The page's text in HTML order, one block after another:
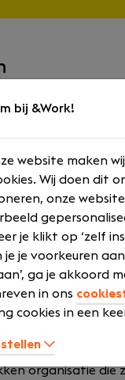
salaris tot €
en ontwikkeling,
zoals AFAS
keuze uit een
en telefoonregeling
en een warme,
via
organisatie die
bij &Work!
website maken
Wij doen dit
onze
je klikt op ‘zelf
je je voorkeuren
ga je akkoord
in ons
cookies in een